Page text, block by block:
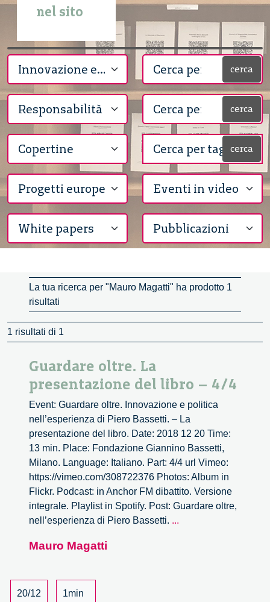
nel sito
cerca
cerca
cerca
La tua ricerca per "Mauro Magatti" ha prodotto 1
risultati
1 risultati di 1
Guardare oltre. La
presentazione del libro – 4/4
Event: Guardare oltre. Innovazione e politica
nell’esperienza di Piero Bassetti. – La
presentazione del libro. Date: 2018 12 20 Time:
13 min. Place: Fondazione Giannino Bassetti,
Milano. Language: Italiano. Part: 4/4 url Vimeo:
https://vimeo.com/308722376 Photos: Album in
Flickr. Podcast: in Anchor FM dibattito. Versione
integrale. Playlist in Spotify. Post: Guardare oltre,
nell’esperienza di Piero Bassetti. ...
Mauro Magatti
20/12
1min